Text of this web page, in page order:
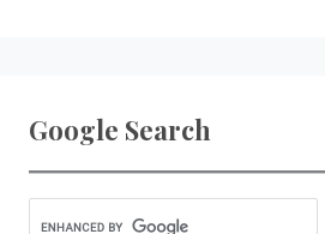
Google Search